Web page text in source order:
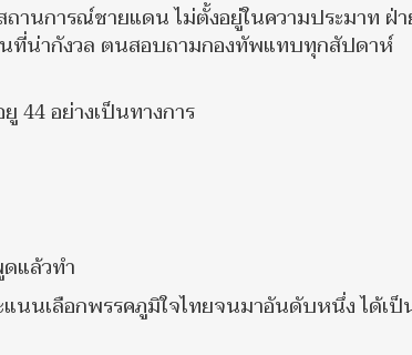
ถานการณ์ชายแดน ไม่ตั้งอยู่ในความประมาท ฝ่
ที่น่ากังวล ตนสอบถามกองทัพแทบทุกสัปดาห์
44 อย่างเป็นทางการ
แล้วทำ
นนเลือกพรรคภูมิใจไทยจนมาอันดับหนึ่ง ได้เป็